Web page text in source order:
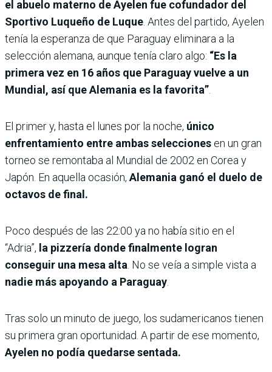
el abuelo materno de Ayelen fue cofundador del
Sportivo Luqueño de Luque. Antes del partido, Ayelen
tenía la esperanza de que Paraguay eliminara a la
selección alemana, aunque tenía claro algo: “Es la
primera vez en 16 años que Paraguay vuelve a un
Mundial, así que Alemania es la favorita”.
El primer y, hasta el lunes por la noche, único
enfrentamiento entre ambas selecciones en un gran
torneo se remontaba al Mundial de 2002 en Corea y
Japón. En aquella ocasión, Alemania ganó el duelo de
octavos de final.
Poco después de las 22:00 ya no había sitio en el
“Adria”, la pizzería donde finalmente logran
conseguir una mesa alta. No se veía a simple vista a
nadie más apoyando a Paraguay.
Tras solo un minuto de juego, los sudamericanos tienen
su primera gran oportunidad. A partir de ese momento,
Ayelen no podía quedarse sentada.